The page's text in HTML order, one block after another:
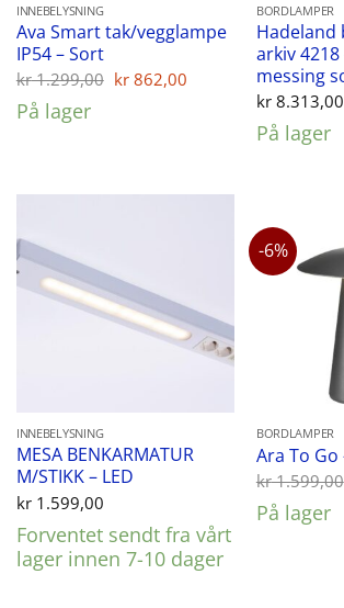
INNEBELYSNING
Ava Smart tak/vegglampe
IP54 – Sort
kr1.299,00 Opprinnelig
kr 862,00 Nåværende
kr 862,00.
På lager
BORDLAMPER
Hadeland
arkiv
messing
kr8.313,00
På lager
INNEBELYSNING
MESA BENKARMATUR
M/STIKK – LED
kr1.599,00
Forventet sendt fra vårt
lager innen 7-10 dager
-6%
BORDLAMPER
Ara To
kr1.599,00
På lager